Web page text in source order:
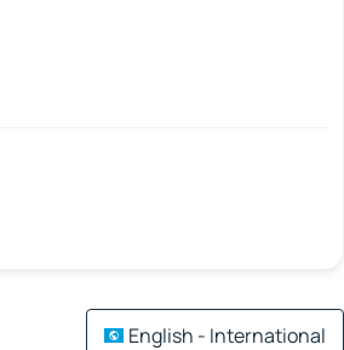
English - International